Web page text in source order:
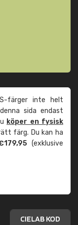
färger inte helt
sida endast
köper en fysisk
färg. Du kan ha
(exklusive
CIELAB KOD